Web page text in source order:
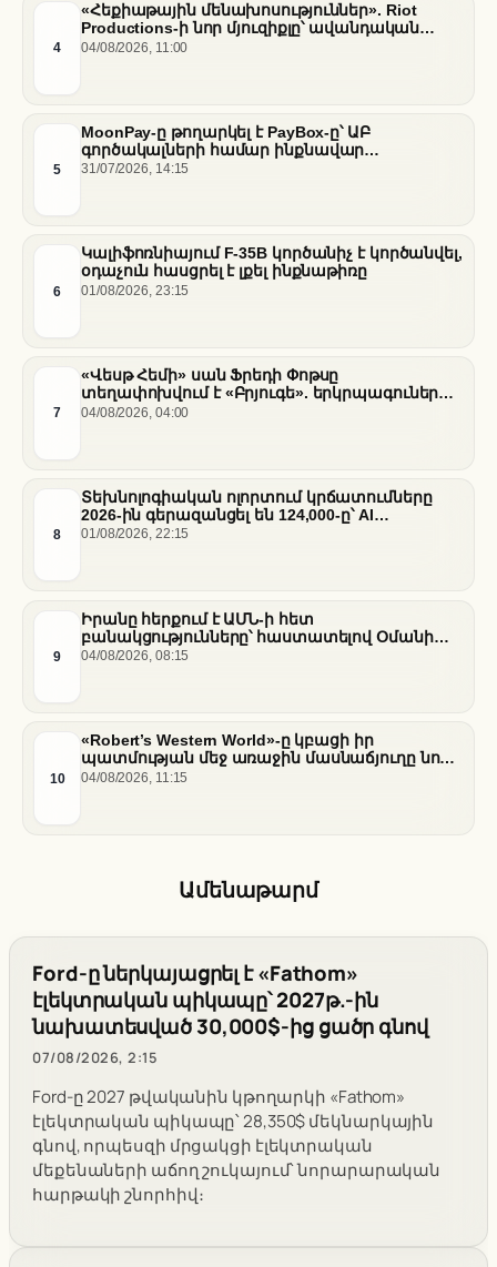
4
«Հեքիաթային մենախոսություններ». Riot
Productions-ի նոր մյուզիքլը՝ ավանդական
պատմությունների նոր վերաիմաստավորում
04/08/2026, 11:00
5
MoonPay-ը թողարկել է PayBox-ը՝ ԱԲ
գործակալների համար ինքնավար
ֆինանսական գործարքներ ապահովելու
31/07/2026, 14:15
6
Կալիֆոռնիայում F-35B կործանիչ է կործանվել,
օդաչուն հասցրել է լքել ինքնաթիռը
01/08/2026, 23:15
7
«Վեսթ Հեմի» սան Ֆրեդի Փոթսը
տեղափոխվում է «Բրյուգե». երկրպագուների
դժգոհությունը և ակումբի ռազմավարությունը
04/08/2026, 04:00
8
Տեխնոլոգիական ոլորտում կրճատումները
2026-ին գերազանցել են 124,000-ը՝ AI
ենթակառուցվածքների վերաբաշխման ֆոնին
01/08/2026, 22:15
9
Իրանը հերքում է ԱՄՆ-ի հետ
բանակցությունները՝ հաստատելով Օմանի
միջնորդությամբ քննարկումները Հորմուզի
04/08/2026, 08:15
10
«Robert’s Western World»-ը կբացի իր
պատմության մեջ առաջին մասնաճյուղը նոր
«Nissan Stadium» մարզադաշտում
04/08/2026, 11:15
Ամենաթարմ
Ford-ը ներկայացրել է «Fathom»
էլեկտրական պիկապը՝ 2027թ.-ին
նախատեսված 30,000$-ից ցածր գնով
07/08/2026, 2:15
Ford-ը 2027 թվականին կթողարկի «Fathom»
էլեկտրական պիկապը՝ 28,350$ մեկնարկային
գնով, որպեսզի մրցակցի էլեկտրական
մեքենաների աճող շուկայում՝ նորարարական
հարթակի շնորհիվ։